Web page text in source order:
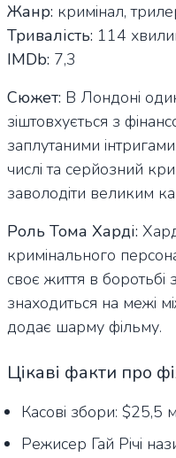
Жанр: кримінал,
Тривалість: 114
IMDb: 7,3
Сюжет: В Лондоні
зіштовхується з
заплутаними
числі та серйозний
заволодіти великим
Роль Тома Харді:
кримінального
своє життя в
знаходиться на межі
додає шарму фільму.
Цікаві факти про
Касові збори: $25,5
Режисер Гай Річі